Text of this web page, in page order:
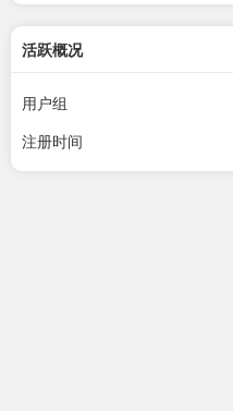
活跃概况
用户组
注册时间